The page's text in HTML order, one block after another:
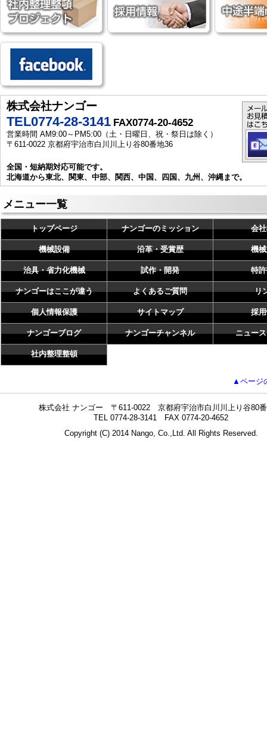
株式会社ナンゴー
TEL0774-28-3141 FAX0774-20-4652
営業時間 AM9:00～PM5:00（土・日曜日、祝・祭日は除く）
〒611-0022 京都府宇治市白川川上り谷80番地36
全国・短納期対応可能です。
北海道から東北、関東、中部、関西、中国、四国、九州、沖縄まで。
メニュー一覧
トップページ ナンゴーのミッション 会
機械設備 沿革・受賞歴 機
治具・省力化機械 試作・開発 特
ナンゴーはここが違う よくあるご質問 リ
個人情報保護 サイトマップ 採
ナンゴーブログ ナンゴーチャンネル ニュー
社内整理整頓
▲ページ
株式会社 ナンゴー 〒611-0022 京都府宇治市白川川上り谷80
TEL 0774-28-3141 FAX 0774-20-4652
Copyright (C) 2014 Nango, Co.,Ltd. All Rights Reserved.